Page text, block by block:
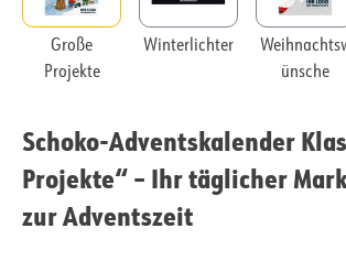
Große
Projekte
Winterlichter
ünsche
Schoko-Adventskalender
Projekte“ – Ihr täglicher
zur Adventszeit